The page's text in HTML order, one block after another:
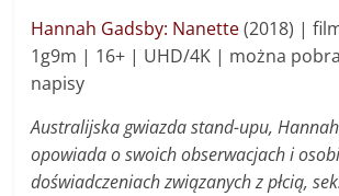
Hannah Gadsby: Nanette(2018) | f
1g9m | 16+ | UHD/4K | można
napisy
Australijska gwiazda stand-upu,
opowiada o swoich obserwacjach i
doświadczeniach związanych z płcią,